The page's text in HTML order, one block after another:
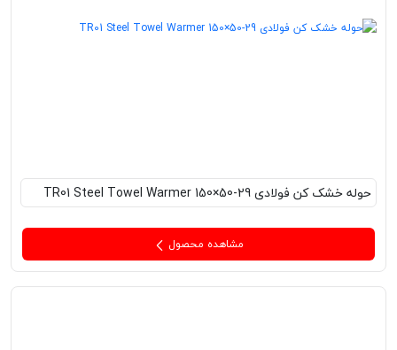
حوله خشک کن فولادی TR01 Steel Towel Warmer 150×50-29
مشاهده محصول